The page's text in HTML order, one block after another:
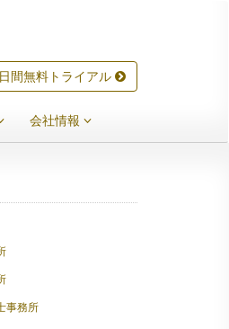
間無料トライアル
会社情報
事務所